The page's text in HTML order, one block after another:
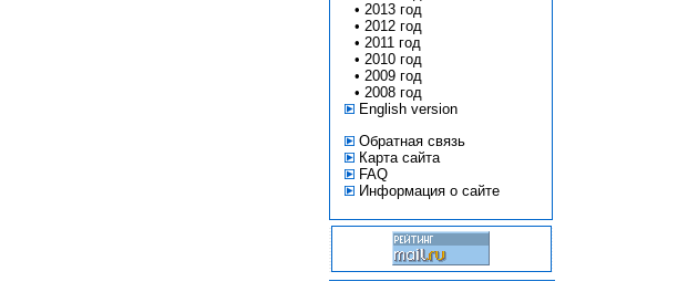
• 2013 год
• 2012 год
• 2011 год
• 2010 год
• 2009 год
• 2008 год
English version
Обратная связь
Карта сайта
FAQ
Информация о сайте